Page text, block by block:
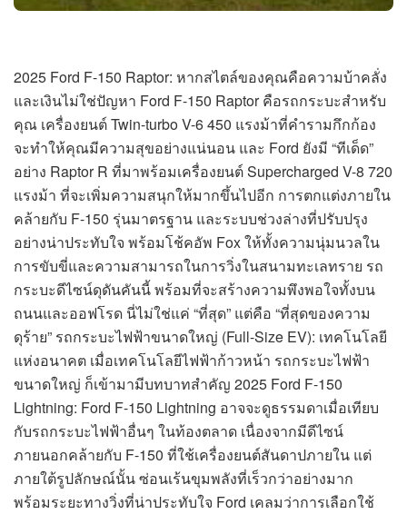
2025 Ford F-150 Raptor: หากสไตล์ของคุณคือความบ้าคลั่ง
และเงินไม่ใช่ปัญหา Ford F-150 Raptor คือรถกระบะสำหรับ
คุณ เครื่องยนต์ Twin-turbo V-6 450 แรงม้าที่คำรามกึกก้อง
จะทำให้คุณมีความสุขอย่างแน่นอน และ Ford ยังมี “ทีเด็ด”
อย่าง Raptor R ที่มาพร้อมเครื่องยนต์ Supercharged V-8 720
แรงม้า ที่จะเพิ่มความสนุกให้มากขึ้นไปอีก การตกแต่งภายใน
คล้ายกับ F-150 รุ่นมาตรฐาน และระบบช่วงล่างที่ปรับปรุง
อย่างน่าประทับใจ พร้อมโช้คอัพ Fox ให้ทั้งความนุ่มนวลใน
การขับขี่และความสามารถในการวิ่งในสนามทะเลทราย รถ
กระบะดีไซน์ดุดันคันนี้ พร้อมที่จะสร้างความพึงพอใจทั้งบน
ถนนและออฟโรด นี่ไม่ใช่แค่ “ที่สุด” แต่คือ “ที่สุดของความ
ดุร้าย” รถกระบะไฟฟ้าขนาดใหญ่ (Full-Size EV): เทคโนโลยี
แห่งอนาคต เมื่อเทคโนโลยีไฟฟ้าก้าวหน้า รถกระบะไฟฟ้า
ขนาดใหญ่ ก็เข้ามามีบทบาทสำคัญ 2025 Ford F-150
Lightning: Ford F-150 Lightning อาจจะดูธรรมดาเมื่อเทียบ
กับรถกระบะไฟฟ้าอื่นๆ ในท้องตลาด เนื่องจากมีดีไซน์
ภายนอกคล้ายกับ F-150 ที่ใช้เครื่องยนต์สันดาปภายใน แต่
ภายใต้รูปลักษณ์นั้น ซ่อนเร้นขุมพลังที่เร็วกว่าอย่างมาก
พร้อมระยะทางวิ่งที่น่าประทับใจ Ford เคลมว่าการเลือกใช้